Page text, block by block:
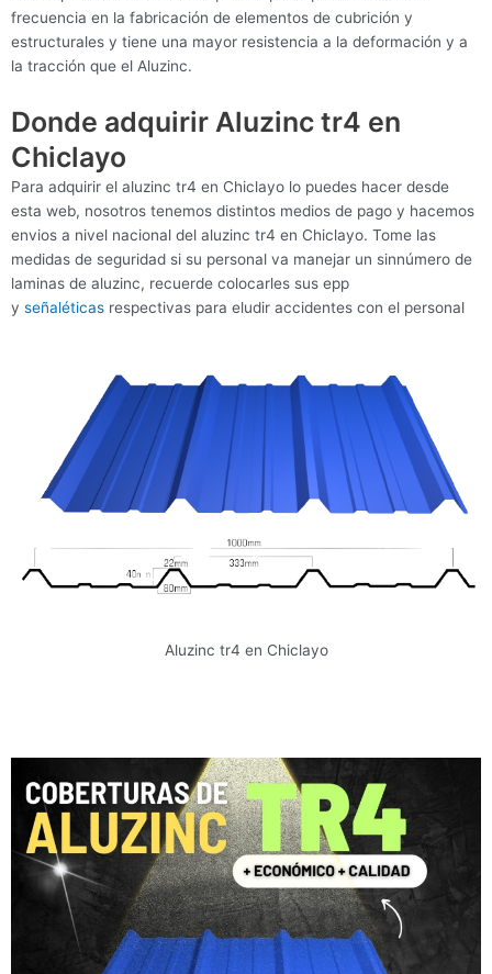
frecuencia en la fabricación de elementos de cubrición y
estructurales y tiene una mayor resistencia a la deformación y a
la tracción que el Aluzinc.
Donde adquirir Aluzinc tr4 en
Chiclayo
Para adquirir el aluzinc tr4 en Chiclayo lo puedes hacer desde
esta web, nosotros tenemos distintos medios de pago y hacemos
envios a nivel nacional del aluzinc tr4 en Chiclayo. Tome las
medidas de seguridad si su personal va manejar un sinnúmero de
laminas de aluzinc, recuerde colocarles sus epp
y señaléticas respectivas para eludir accidentes con el personal
Aluzinc tr4 en Chiclayo